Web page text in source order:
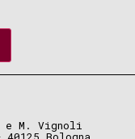
e M. Vignoli